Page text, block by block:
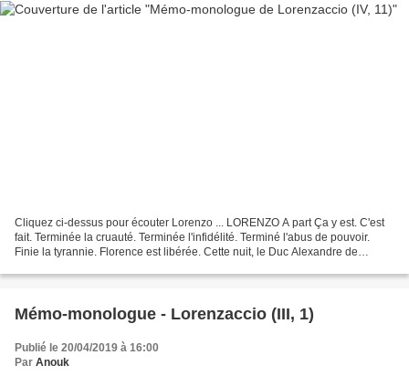
Cliquez ci-dessus pour écouter Lorenzo ... LORENZO A part Ça y est. C'est
fait. Terminée la cruauté. Terminée l'infidélité. Terminé l'abus de pouvoir.
Finie la tyrannie. Florence est libérée. Cette nuit, le Duc Alexandre de
Mémo-monologue - Lorenzaccio (III, 1)
Publié le 20/04/2019 à 16:00
Par Anouk